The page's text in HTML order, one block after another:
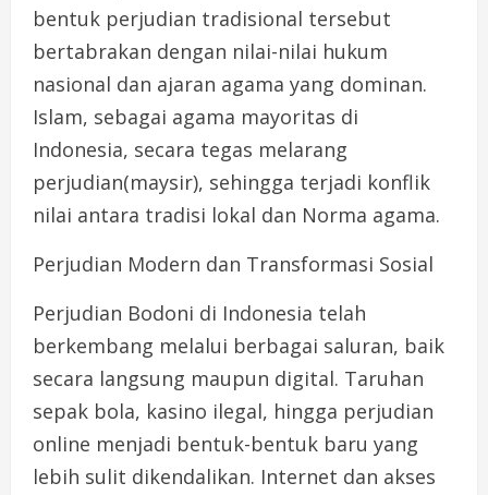
bentuk perjudian tradisional tersebut
bertabrakan dengan nilai-nilai hukum
nasional dan ajaran agama yang dominan.
Islam, sebagai agama mayoritas di
Indonesia, secara tegas melarang
perjudian(maysir), sehingga terjadi konflik
nilai antara tradisi lokal dan Norma agama.
Perjudian Modern dan Transformasi Sosial
Perjudian Bodoni di Indonesia telah
berkembang melalui berbagai saluran, baik
secara langsung maupun digital. Taruhan
sepak bola, kasino ilegal, hingga perjudian
online menjadi bentuk-bentuk baru yang
lebih sulit dikendalikan. Internet dan akses